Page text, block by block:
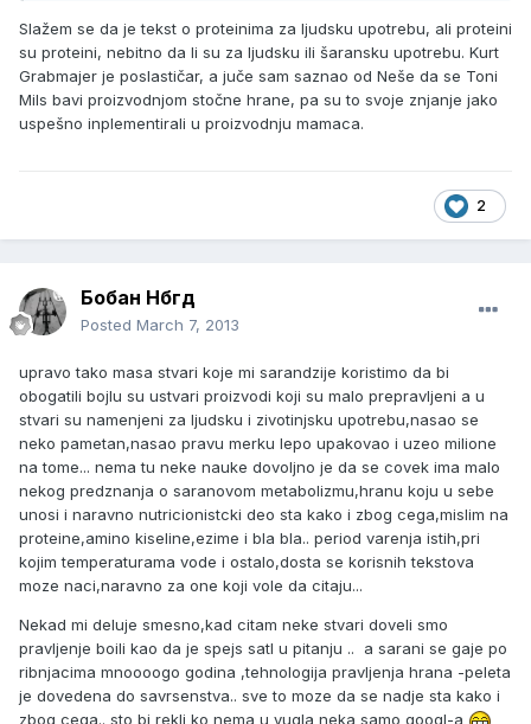
Slažem se da je tekst o proteinima za ljudsku upotrebu, ali proteini
su proteini, nebitno da li su za ljudsku ili šaransku upotrebu. Kurt
Grabmajer je poslastičar, a juče sam saznao od Neše da se Toni
Mils bavi proizvodnjom stočne hrane, pa su to svoje znjanje jako
uspešno inplementirali u proizvodnju mamaca.
2
Бобан Нбгд
Posted March 7, 2013
upravo tako masa stvari koje mi sarandzije koristimo da bi
obogatili bojlu su ustvari proizvodi koji su malo prepravljeni a u
stvari su namenjeni za ljudsku i zivotinjsku upotrebu,nasao se
neko pametan,nasao pravu merku lepo upakovao i uzeo milione
na tome... nema tu neke nauke dovoljno je da se covek ima malo
nekog predznanja o saranovom metabolizmu,hranu koju u sebe
unosi i naravno nutricionistcki deo sta kako i zbog cega,mislim na
proteine,amino kiseline,ezime i bla bla.. period varenja istih,pri
kojim temperaturama vode i ostalo,dosta se korisnih tekstova
moze naci,naravno za one koji vole da citaju...
Nekad mi deluje smesno,kad citam neke stvari doveli smo
pravljenje boili kao da je spejs satl u pitanju .. a sarani se gaje po
ribnjacima mnoooogo godina ,tehnologija pravljenja hrana -peleta
je dovedena do savrsenstva.. sve to moze da se nadje sta kako i
zbog cega.. sto bi rekli ko nema u vugla neka samo googl-a